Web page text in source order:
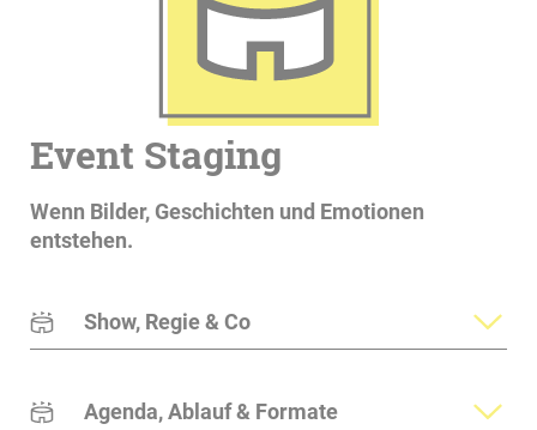
Event Staging
Wenn Bilder, Geschichten und Emotionen
entstehen.
Show, Regie & Co
Agenda, Ablauf & Formate